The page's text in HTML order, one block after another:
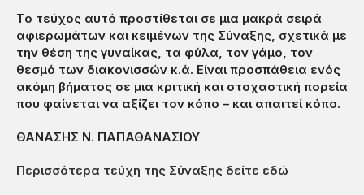
Το τεύχος αυτό προστίθεται σε μια μακρά σειρά
αφιερωμάτων και κειμένων της Σύναξης, σχετικά με
την θέση της γυναίκας, τα φύλα, τον γάμο, τον
θεσμό των διακονισσών κ.ά. Είναι προσπάθεια ενός
ακόμη βήματος σε μια κριτική και στοχαστική πορεία
που φαίνεται να αξίζει τον κόπο – και απαιτεί κόπο.
ΘΑΝΑΣΗΣ Ν. ΠΑΠΑΘΑΝΑΣΙΟΥ
Περισσότερα τεύχη της Σύναξης δείτε εδώ